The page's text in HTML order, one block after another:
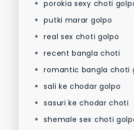
porokia sexy choti
putki marar golpo
real sex choti golpo
recent bangla choti
romantic bangla choti
sali ke chodar golpo
sasuri ke chodar choti
shemale sex choti